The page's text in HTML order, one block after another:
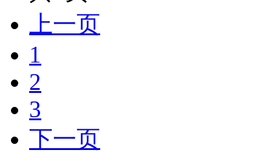
上一页
1
2
3
下一页